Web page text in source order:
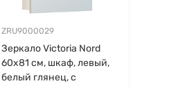
ZRU9000029
Зеркало Victoria Nord
60х81 см, шкаф, левый,
белый глянец, с